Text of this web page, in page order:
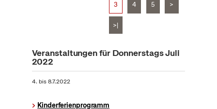
3 4 5 >
>|
Veranstaltungen für Donnerstags Juli
2022
4. bis8.7.2022
Kinderferienprogramm